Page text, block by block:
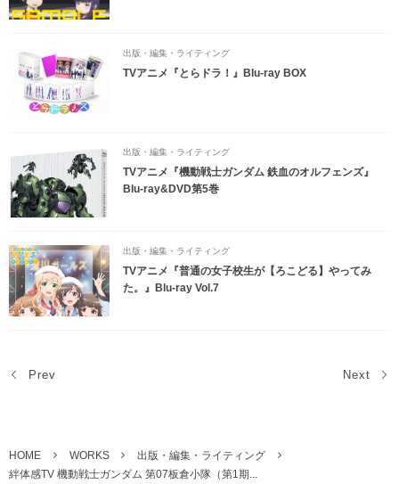
出版・編集・ライティング
TVアニメ『とらドラ！』Blu-ray BOX
出版・編集・ライティング
TVアニメ『機動戦士ガンダム 鉄血のオルフェンズ』
Blu-ray&DVD第5巻
出版・編集・ライティング
TVアニメ『普通の女子校生が【ろこどる】やってみ
た。』Blu-ray Vol.7
Prev Next
HOME WORKS
出版・編集・ライティング
絆体感TV 機動戦士ガンダム 第07板倉小隊（第1期...